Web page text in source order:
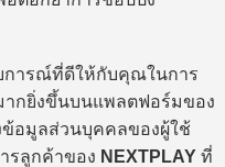
การณ์ที่ดีให้กับคุณในการ
กยิ่งขึ้นบนแพลตฟอร์มของ
ข้อมูลส่วนบุคคลของผู้ใช้
รลูกค้าของ NEXTPLAY ที่